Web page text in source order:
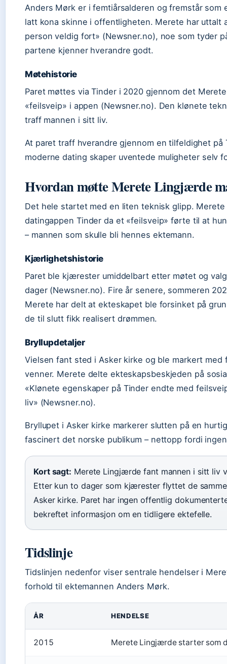
Anders Mørk er i femtiårsalderen og fremstår
latt kona skinne i offentligheten. Merete har uttalt
person veldig fort» (Newsner.no), noe som tyder
partene kjenner hverandre godt.
Møtehistorie
Paret møttes via Tinder i 2020 gjennom det
«feilsveip» i appen (Newsner.no). Den klønete
traff mannen i sitt liv.
At paret traff hverandre gjennom en tilfeldighet på
moderne dating skaper uventede muligheter selv
Hvordan møtte Merete Lingjærde
Det hele startet med en liten teknisk glipp.
datingappen Tinder da et «feilsveip» førte til at
– mannen som skulle bli hennes ektemann.
Kjærlighetshistorie
Paret ble kjærester umiddelbart etter møtet og
dager (Newsner.no). Fire år senere, sommeren
Merete har delt at ekteskapet ble forsinket på
de til slutt fikk realisert drømmen.
Bryllupdetaljer
Vielsen fant sted i Asker kirke og ble markert med
venner. Merete delte ekteskapsbeskjeden på
«Klønete egenskaper på Tinder endte med
liv» (Newsner.no).
Bryllupet i Asker kirke markerer slutten på en
fascinert det norske publikum – nettopp fordi
Kort sagt: Merete Lingjærde fant mannen i sitt liv
Etter kun to dager som kjærester flyttet de
Asker kirke. Paret har ingen offentlig
bekreftet informasjon om en tidligere ektefelle.
Tidslinje
Tidslinjen nedenfor viser sentrale hendelser i
forhold til ektemannen Anders Mørk.
ÅR HENDELSE
2015 Merete Lingjærde starter som